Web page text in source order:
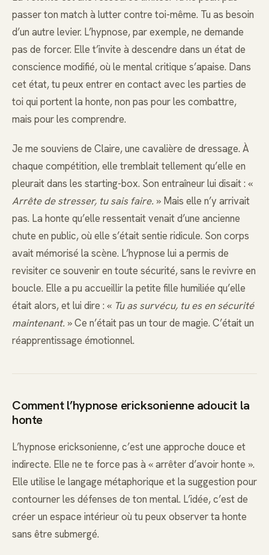
passer ton match à lutter contre toi-même. Tu as besoin
d’un autre levier. L’hypnose, par exemple, ne demande
pas de forcer. Elle t’invite à descendre dans un état de
conscience modifié, où le mental critique s’apaise. Dans
cet état, tu peux entrer en contact avec les parties de
toi qui portent la honte, non pas pour les combattre,
mais pour les comprendre.
Je me souviens de Claire, une cavalière de dressage. À
chaque compétition, elle tremblait tellement qu’elle en
pleurait dans les starting-box. Son entraîneur lui disait : «
Arrête de stresser, tu sais faire. » Mais elle n’y arrivait
pas. La honte qu’elle ressentait venait d’une ancienne
chute en public, où elle s’était sentie ridicule. Son corps
avait mémorisé la scène. L’hypnose lui a permis de
revisiter ce souvenir en toute sécurité, sans le revivre en
boucle. Elle a pu accueillir la petite fille humiliée qu’elle
était alors, et lui dire : « Tu as survécu, tu es en sécurité
maintenant. » Ce n’était pas un tour de magie. C’était un
réapprentissage émotionnel.
Comment l’hypnose ericksonienne adoucit la
honte
L’hypnose ericksonienne, c’est une approche douce et
indirecte. Elle ne te force pas à « arrêter d’avoir honte ».
Elle utilise le langage métaphorique et la suggestion pour
contourner les défenses de ton mental. L’idée, c’est de
créer un espace intérieur où tu peux observer ta honte
sans être submergé.